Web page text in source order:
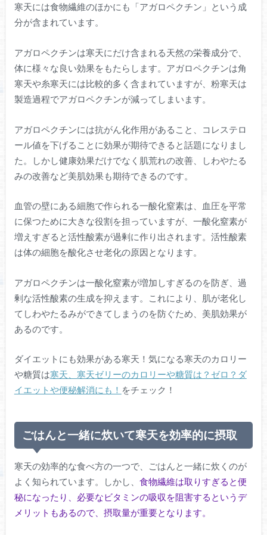
寒天には食物繊維のほかにも「アガロペクチン」という成
分が含まれています。
アガロペクチンは寒天にだけ含まれる天然の栄養成分で、
体に様々な良い効果をもたらします。アガロペクチンは角
寒天や糸寒天には比較的多く含まれていますが、粉寒天は
製造過程でアガロペクチンが減ってしまいます。
アガロペクチンには抗がん化作用があること、コレステロ
ール値を下げることに効果が期待できると話題になりまし
た。しかし健康効果だけでなく肌荒れの改善、しわやたる
みの改善など美肌効果も期待できるのです。
血管の壁にある細胞で作られる一酸化窒素は、血圧を平常
に保つために大きな役割を担っていますが、一酸化窒素が
増えすぎると活性酸素が過剰に作り出されます。活性酸素
は体の細胞を酸化させ老化の原因となります。
アガロペクチンは一酸化窒素が増加しすぎるのを防ぎ、過
剰な活性酸素の生成を抑えます。これにより、肌が老化し
てしわやたるみができてしまうのを防ぐため、美肌効果が
あるのです。
ダイエットにも効果がある寒天！気になる寒天のカロリー
や糖質は寒天、寒天ゼリーのカロリーや糖質は？ゼロ？ダ
イエットや便秘解消にも！ をチェック！
ごはんと一緒に炊いて寒天を効率的に摂取
寒天の効率的な食べ方の一つで、ごはんと一緒に炊くのが
よく知られています。しかし、 食物繊維は取りすぎると便
秘になったり、必要なビタミンの吸収を阻害するというデ
メリットもあるので、摂取量が重要となります。